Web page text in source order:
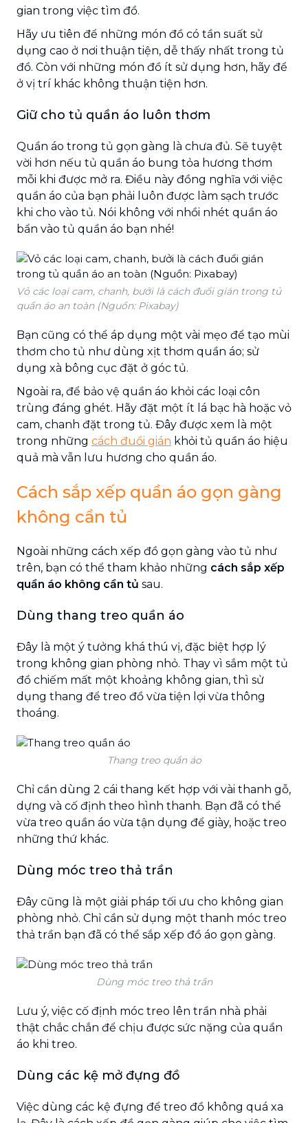
gian trong việc tìm đồ.
Hãy ưu tiên để những món đồ có tần suất sử
dụng cao ở nơi thuận tiện, dễ thấy nhất trong tủ
đồ. Còn với những món đồ ít sử dụng hơn, hãy để
ở vị trí khác không thuận tiện hơn.
Giữ cho tủ quần áo luôn thơm
Quần áo trong tủ gọn gàng là chưa đủ. Sẽ tuyệt
vời hơn nếu tủ quần áo bung tỏa hương thơm
mỗi khi được mở ra. Điều này đồng nghĩa với việc
quần áo của bạn phải luôn được làm sạch trước
khi cho vào tủ. Nói không với nhồi nhét quần áo
bẩn vào tủ quần áo bạn nhé!
Vỏ các loại cam, chanh, bưởi là cách đuổi gián trong tủ
quần áo an toàn (Nguồn: Pixabay)
Bạn cũng có thể áp dụng một vài mẹo để tạo mùi
thơm cho tủ như dùng xịt thơm quần áo; sử
dụng xà bông cục đặt ở góc tủ.
Ngoài ra, để bảo vệ quần áo khỏi các loại côn
trùng đáng ghét. Hãy đặt một ít lá bạc hà hoặc vỏ
cam, chanh đặt trong tủ. Đây được xem là một
trong những cách đuổi gián khỏi tủ quần áo hiệu
quả mà vẫn lưu hương cho quần áo.
Cách sắp xếp quần áo gọn gàng
không cần tủ
Ngoài những cách xếp đồ gọn gàng vào tủ như
trên, bạn có thể tham khảo những cách sắp xếp
quần áo không cần tủ sau.
Dùng thang treo quần áo
Đây là một ý tưởng khá thú vị, đặc biệt hợp lý
trong không gian phòng nhỏ. Thay vì sắm một tủ
đồ chiếm mất một khoảng không gian, thì sử
dụng thang để treo đồ vừa tiện lợi vừa thông
thoáng.
Thang treo quần áo
Chỉ cần dùng 2 cái thang kết hợp với vài thanh gỗ,
dựng và cố định theo hình thanh. Bạn đã có thể
vừa treo quần áo vừa tận dụng để giày, hoặc treo
những thứ khác.
Dùng móc treo thả trần
Đây cũng là một giải pháp tối ưu cho không gian
phòng nhỏ. Chỉ cần sử dụng một thanh móc treo
thả trần bạn đã có thể sắp xếp đồ áo gọn gàng.
Dùng móc treo thả trần
Lưu ý, việc cố định móc treo lên trần nhà phải
thật chắc chắn để chịu được sức nặng của quần
áo khi treo.
Dùng các kệ mở đựng đồ
Việc dùng các kệ đựng để treo đồ không quá xa